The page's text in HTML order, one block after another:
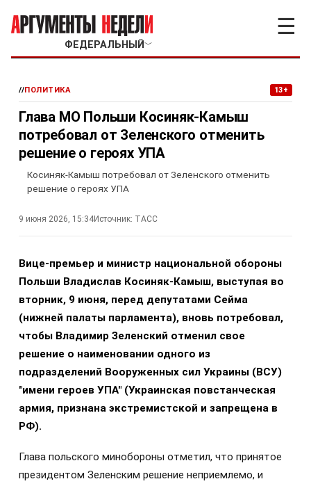
ФЕДЕРАЛЬНЫЙ ﹀
☰
//ПОЛИТИКА 13+
Глава МО Польши Косиняк-Камыш
потребовал от Зеленского отменить
решение о героях УПА
Косиняк-Камыш потребовал от Зеленского отменить
решение о героях УПА
9 июня 2026, 15:34Источник: ТАСС
Вице-премьер и министр национальной обороны
Польши Владислав Косиняк-Камыш, выступая во
вторник, 9 июня, перед депутатами Сейма
(нижней палаты парламента), вновь потребовал,
чтобы Владимир Зеленский отменил свое
решение о наименовании одного из
подразделений Вооруженных сил Украины (ВСУ)
"имени героев УПА" (Украинская повстанческая
армия, признана экстремистской и запрещена в
РФ).
Глава польского минобороны отметил, что принятое
президентом Зеленским решение неприемлемо, и